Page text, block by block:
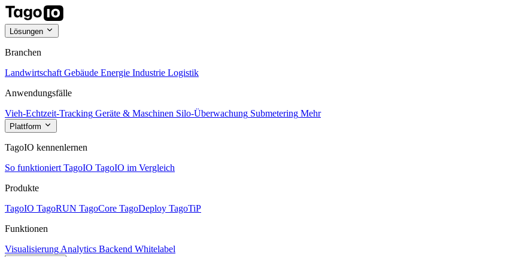
Lösungen
Branchen
Landwirtschaft Gebäude Energie Industrie Logistik
Anwendungsfälle
Vieh-Echtzeit-Tracking Geräte & Maschinen Silo-Überwachung Submetering Mehr
Plattform
TagoIO kennenlernen
So funktioniert TagoIO TagoIO im Vergleich
Produkte
TagoIO TagoRUN TagoCore TagoDeploy TagoTiP
Funktionen
Visualisierung Analytics Backend Whitelabel